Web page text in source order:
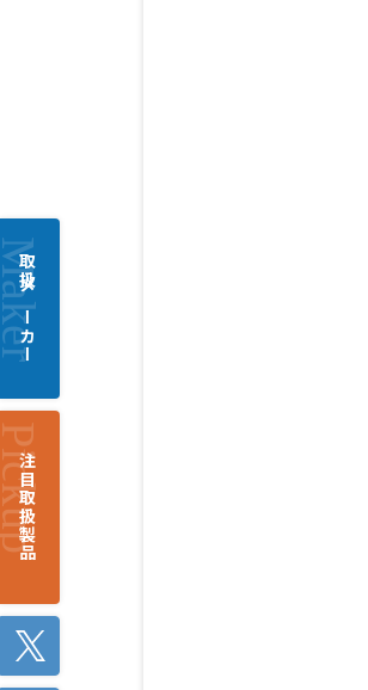
取扱メーカー
注目取扱製品